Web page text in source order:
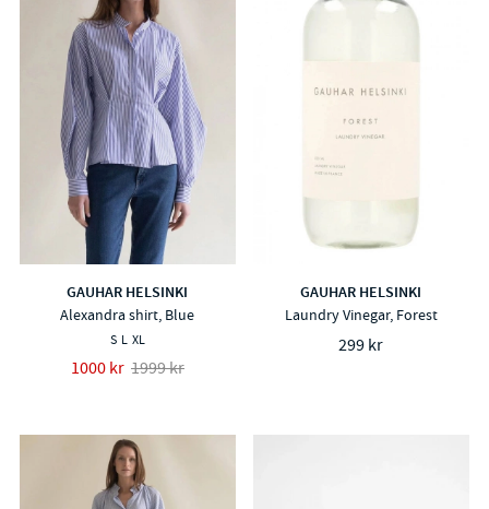
GAUHAR HELSINKI
Alexandra shirt, Blue
S L XL
1000 kr 1999 kr
GAUHAR HELSINKI
Laundry Vinegar, Forest
299 kr